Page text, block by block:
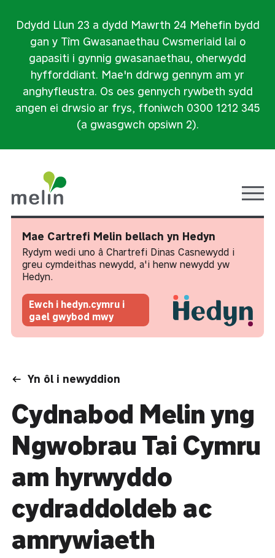
Ddydd Llun 23 a dydd Mawrth 24 Mehefin bydd
gan y Tîm Gwasanaethau Cwsmeriaid lai o
gapasiti i gynnig gwasanaethau, oherwydd
hyfforddiant. Mae'n ddrwg gennym am yr
anghyfleustra. Os oes gennych rywbeth sydd
angen ei drwsio ar frys, ffoniwch 0300 1212 345
(a gwasgwch opsiwn 2).
Mae Cartrefi Melin bellach yn Hedyn
Rydym wedi uno â Chartrefi Dinas Casnewydd i
greu cymdeithas newydd, a'i henw newydd yw
Hedyn.
Ewch i hedyn.cymru i
gael gwybod mwy
Yn ôl i newyddion
Cydnabod Melin yng
Ngwobrau Tai Cymru
am hyrwyddo
cydraddoldeb ac
amrywiaeth